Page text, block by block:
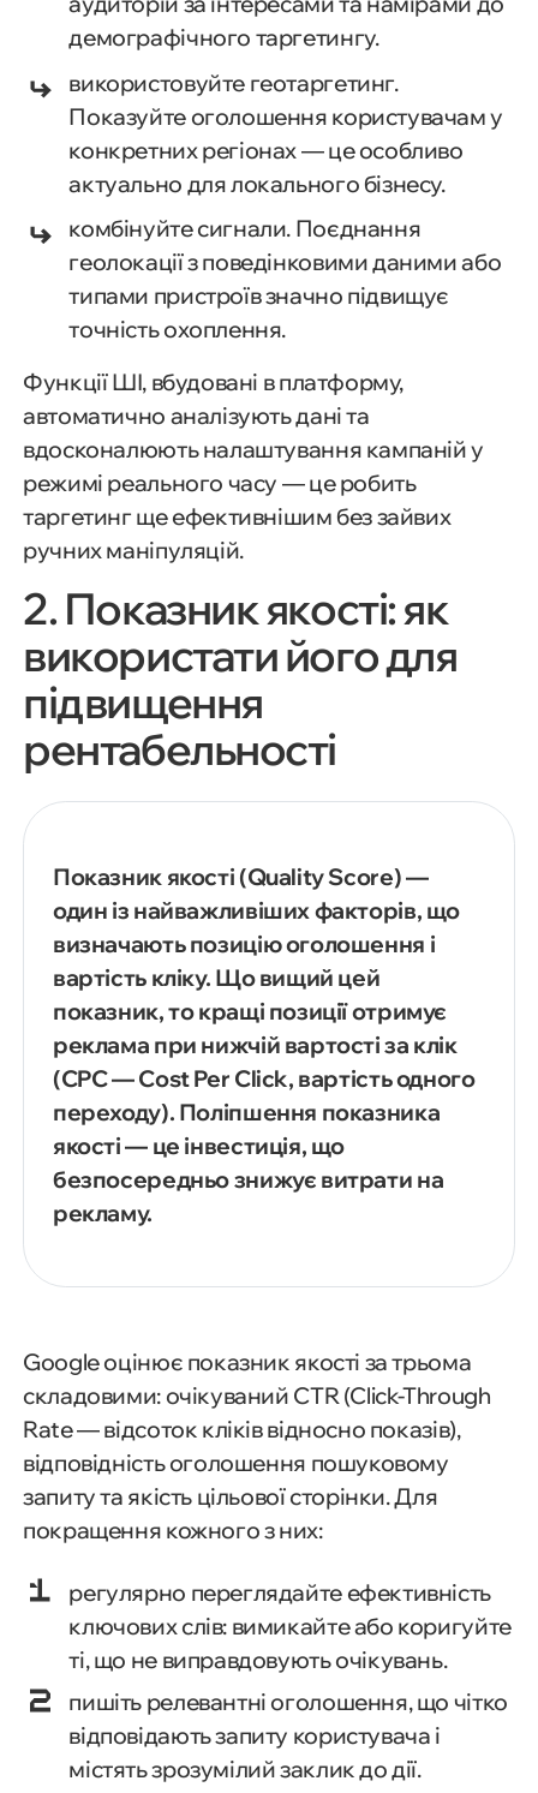
демографічного таргетингу.
використовуйте геотаргетинг.
Показуйте оголошення користувачам у
конкретних регіонах — це особливо
актуально для локального бізнесу.
комбінуйте сигнали. Поєднання
геолокації з поведінковими даними або
типами пристроїв значно підвищує
точність охоплення.
Функції ШІ, вбудовані в платформу,
автоматично аналізують дані та
вдосконалюють налаштування кампаній у
режимі реального часу — це робить
таргетинг ще ефективнішим без зайвих
ручних маніпуляцій.
2. Показник якості: як
використати його для
підвищення
рентабельності
Показник якості (Quality Score) —
один із найважливіших факторів, що
визначають позицію оголошення і
вартість кліку. Що вищий цей
показник, то кращі позиції отримує
реклама при нижчій вартості за клік
(CPC — Cost Per Click, вартість одного
переходу). Поліпшення показника
якості — це інвестиція, що
безпосередньо знижує витрати на
рекламу.
Google оцінює показник якості за трьома
складовими: очікуваний CTR (Click-Through
Rate — відсоток кліків відносно показів),
відповідність оголошення пошуковому
запиту та якість цільової сторінки. Для
покращення кожного з них:
регулярно переглядайте ефективність
ключових слів: вимикайте або коригуйте
ті, що не виправдовують очікувань.
пишіть релевантні оголошення, що чітко
відповідають запиту користувача і
містять зрозумілий заклик до дії.